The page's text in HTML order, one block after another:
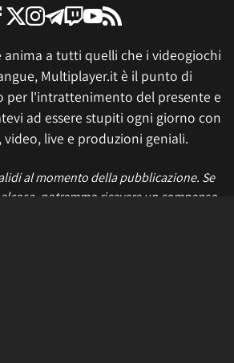
anima a tutti quelli che i videogiochi
Multiplayer.it è il punto di
per l'intrattenimento del presente e
ad essere stupiti ogni giorno con
video, live e produzioni geniali.
al momento della pubblicazione. Se
potremmo ricevere un compenso.